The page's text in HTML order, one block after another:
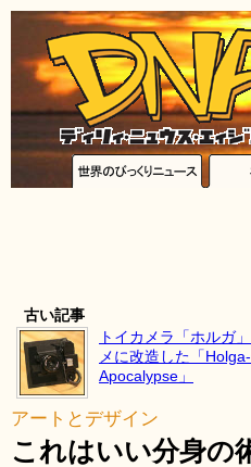
古い記事
トイカメラ「ホルガ
メに改造した「
Apocalypse」
アートとデザイン
これはいい分身の